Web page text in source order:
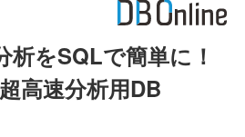
析をSQLで簡単に！
高速分析用DB